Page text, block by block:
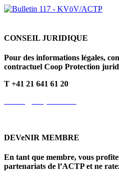
CONSEIL JURIDIQUE
Pour des informations légales,
contractuel Coop Protection
T +41 21 641 61 20
DEVeNIR MEMBRE
En tant que membre, vous
partenariats de l’ACTP et ne